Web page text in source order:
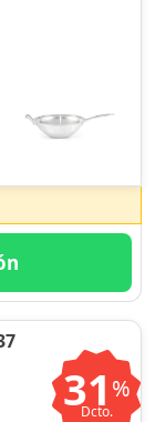
31 %
Dcto.